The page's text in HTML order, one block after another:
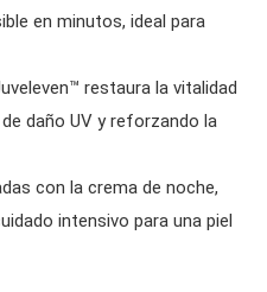
en minutos, ideal para
restaura la vitalidad
daño UV y reforzando la
con la crema de noche,
intensivo para una piel